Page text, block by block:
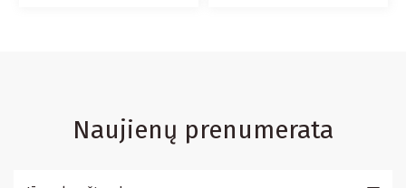
Naujienų prenumerata